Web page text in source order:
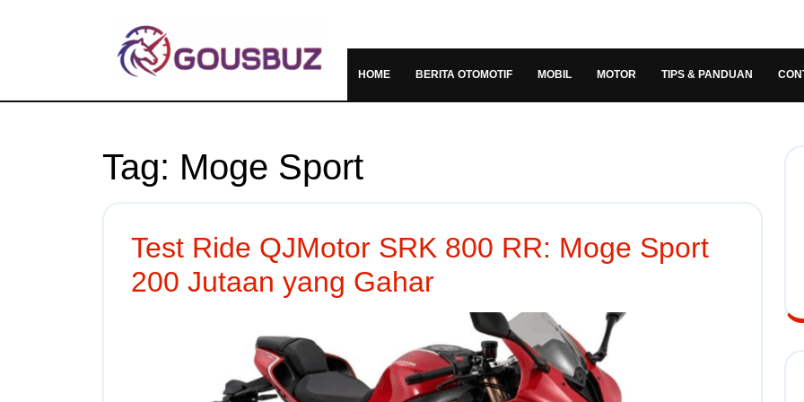
HOME BERITA OTOMOTIF MOBIL MOTOR TIPS & PANDUAN
Tag: Moge Sport
Test Ride QJMotor SRK 800 RR: Moge Sport
200 Jutaan yang Gahar